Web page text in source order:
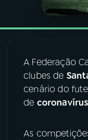
06VIDEOCASTS
07ÚLTIMAS
08FESTIVAL DE
A Federação
clubes de
cenário do
de coronavírus
As